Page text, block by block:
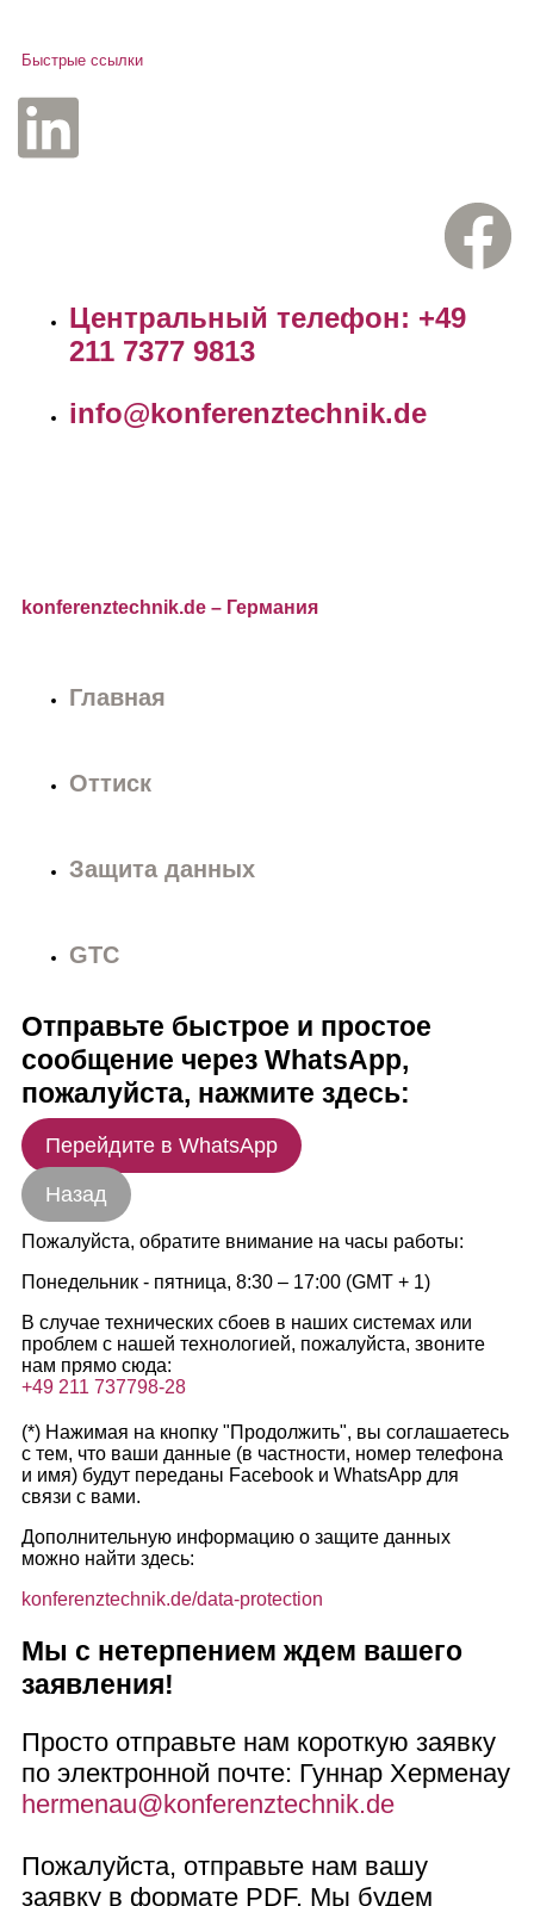
Быстрые ссылки
Центральный телефон: +49
211 7377 9813
info@konferenztechnik.de
konferenztechnik.de – Германия
Главная
Оттиск
Защита данных
GTC
Отправьте быстрое и простое
сообщение через WhatsApp,
пожалуйста, нажмите здесь:
Перейдите в WhatsApp
Назад
Пожалуйста, обратите внимание на часы работы:
Понедельник - пятница, 8:30 – 17:00 (GMT + 1)
В случае технических сбоев в наших системах или
проблем с нашей технологией, пожалуйста, звоните
нам прямо сюда:
+49 211 737798-28
(*) Нажимая на кнопку "Продолжить", вы соглашаетесь
с тем, что ваши данные (в частности, номер телефона
и имя) будут переданы Facebook и WhatsApp для
связи с вами.
Дополнительную информацию о защите данных
можно найти здесь:
konferenztechnik.de/data-protection
Мы с нетерпением ждем вашего
заявления!
Просто отправьте нам короткую заявку
по электронной почте: Гуннар Херменау
hermenau@konferenztechnik.de
Пожалуйста, отправьте нам вашу
заявку в формате PDF. Мы будем